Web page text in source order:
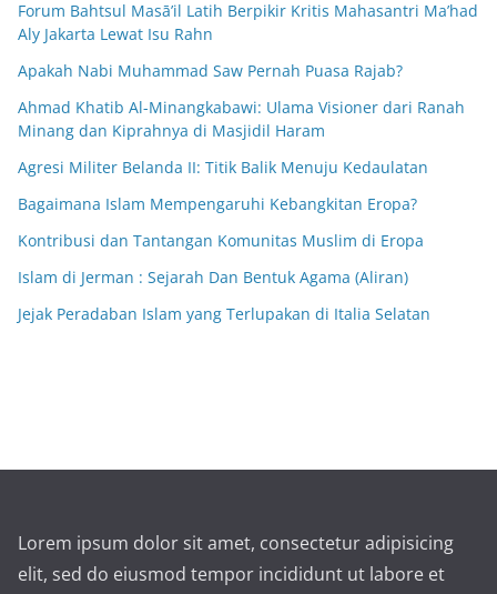
Forum Bahtsul Masā’il Latih Berpikir Kritis Mahasantri Ma’had
Aly Jakarta Lewat Isu Rahn
Apakah Nabi Muhammad Saw Pernah Puasa Rajab?
Ahmad Khatib Al-Minangkabawi: Ulama Visioner dari Ranah
Minang dan Kiprahnya di Masjidil Haram
Agresi Militer Belanda II: Titik Balik Menuju Kedaulatan
Bagaimana Islam Mempengaruhi Kebangkitan Eropa?
Kontribusi dan Tantangan Komunitas Muslim di Eropa
Islam di Jerman : Sejarah Dan Bentuk Agama (Aliran)
Jejak Peradaban Islam yang Terlupakan di Italia Selatan
Lorem ipsum dolor sit amet, consectetur adipisicing
elit, sed do eiusmod tempor incididunt ut labore et